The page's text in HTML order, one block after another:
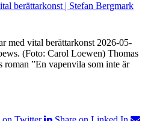
berättarkonst | Stefan Bergmark
med vital berättarkonst 2026-05-
(Foto: Carol Loewen) Thomas
”En vapenvila som inte är